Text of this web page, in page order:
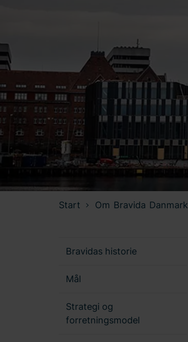
Start Om Bravida Danmark
Bravidas historie
Mål
Strategi og
forretningsmodel